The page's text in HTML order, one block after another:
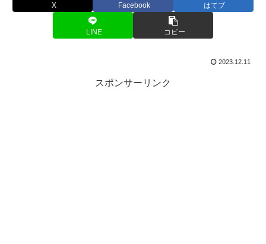
X Facebook はてブ
LINE コピー
2023.12.11
スポンサーリンク